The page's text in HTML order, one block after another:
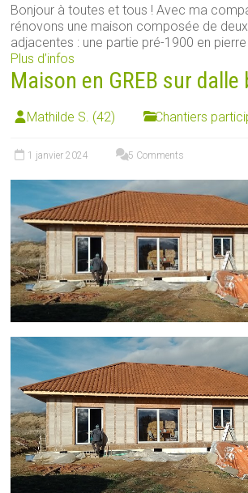
Bonjour à toutes et tous ! Avec ma
rénovons une maison composée de
adjacentes : une partie pré-1900 en pierre
Plus d’infos
Maison en GREB sur
Mathilde S. (42) Chantiers
1 janvier 2024 5 Comments